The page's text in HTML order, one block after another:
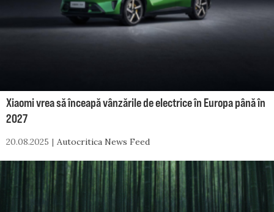
Xiaomi vrea să înceapă vânzările de electrice în Europa până în
2027
20.08.2025 Autocritica News Feed